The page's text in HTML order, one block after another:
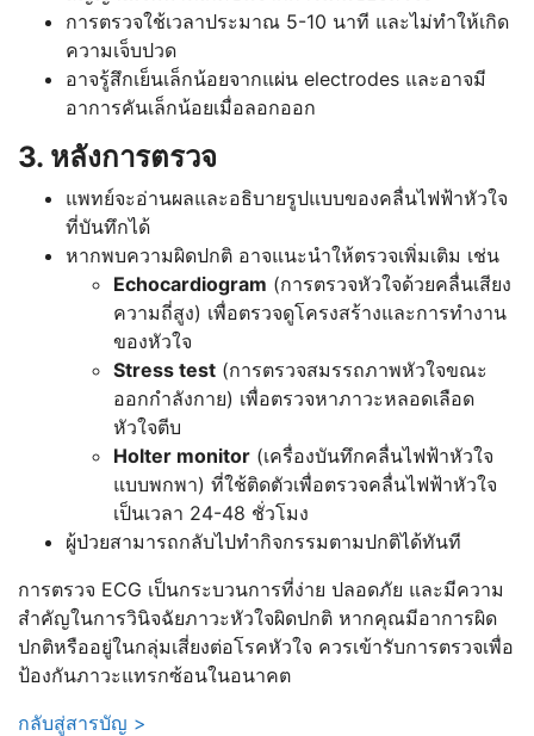
การตรวจใช้เวลาประมาณ 5-10 นาที และไม่ทำให้เกิด
ความเจ็บปวด
อาจรู้สึกเย็นเล็กน้อยจากแผ่น electrodes และอาจมี
อาการคันเล็กน้อยเมื่อลอกออก
3. หลังการตรวจ
แพทย์จะอ่านผลและอธิบายรูปแบบของคลื่นไฟฟ้าหัวใจ
ที่บันทึกได้
หากพบความผิดปกติ อาจแนะนำให้ตรวจเพิ่มเติม เช่น
Echocardiogram (การตรวจหัวใจด้วยคลื่นเสียง
ความถี่สูง) เพื่อตรวจดูโครงสร้างและการทำงาน
ของหัวใจ
Stress test (การตรวจสมรรถภาพหัวใจขณะ
ออกกำลังกาย) เพื่อตรวจหาภาวะหลอดเลือด
หัวใจตีบ
Holter monitor (เครื่องบันทึกคลื่นไฟฟ้าหัวใจ
แบบพกพา) ที่ใช้ติดตัวเพื่อตรวจคลื่นไฟฟ้าหัวใจ
เป็นเวลา 24-48 ชั่วโมง
ผู้ป่วยสามารถกลับไปทำกิจกรรมตามปกติได้ทันที
การตรวจ ECG เป็นกระบวนการที่ง่าย ปลอดภัย และมีความ
สำคัญในการวินิจฉัยภาวะหัวใจผิดปกติ หากคุณมีอาการผิด
ปกติหรืออยู่ในกลุ่มเสี่ยงต่อโรคหัวใจ ควรเข้ารับการตรวจเพื่อ
ป้องกันภาวะแทรกซ้อนในอนาคต
กลับสู่สารบัญ >